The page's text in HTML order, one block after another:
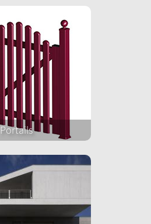
Portails